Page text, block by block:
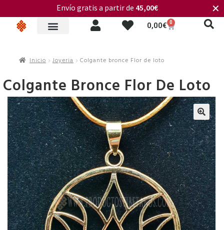
0,00€ 0
Envío gratis a partir de 45,00€ ✕
Inicio Joyeria Colgante bronce Flor de loto
Colgante Bronce Flor De Loto
🔍